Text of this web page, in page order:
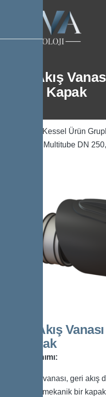
Geri Akış
250, 1 Kapak
Kessel Ürün
Akış Vanası Multitube DN
Geri Akış
1 Kapak
Ürün Tanımı:
Geri akış vanası, geri
kapanan mekanik bir